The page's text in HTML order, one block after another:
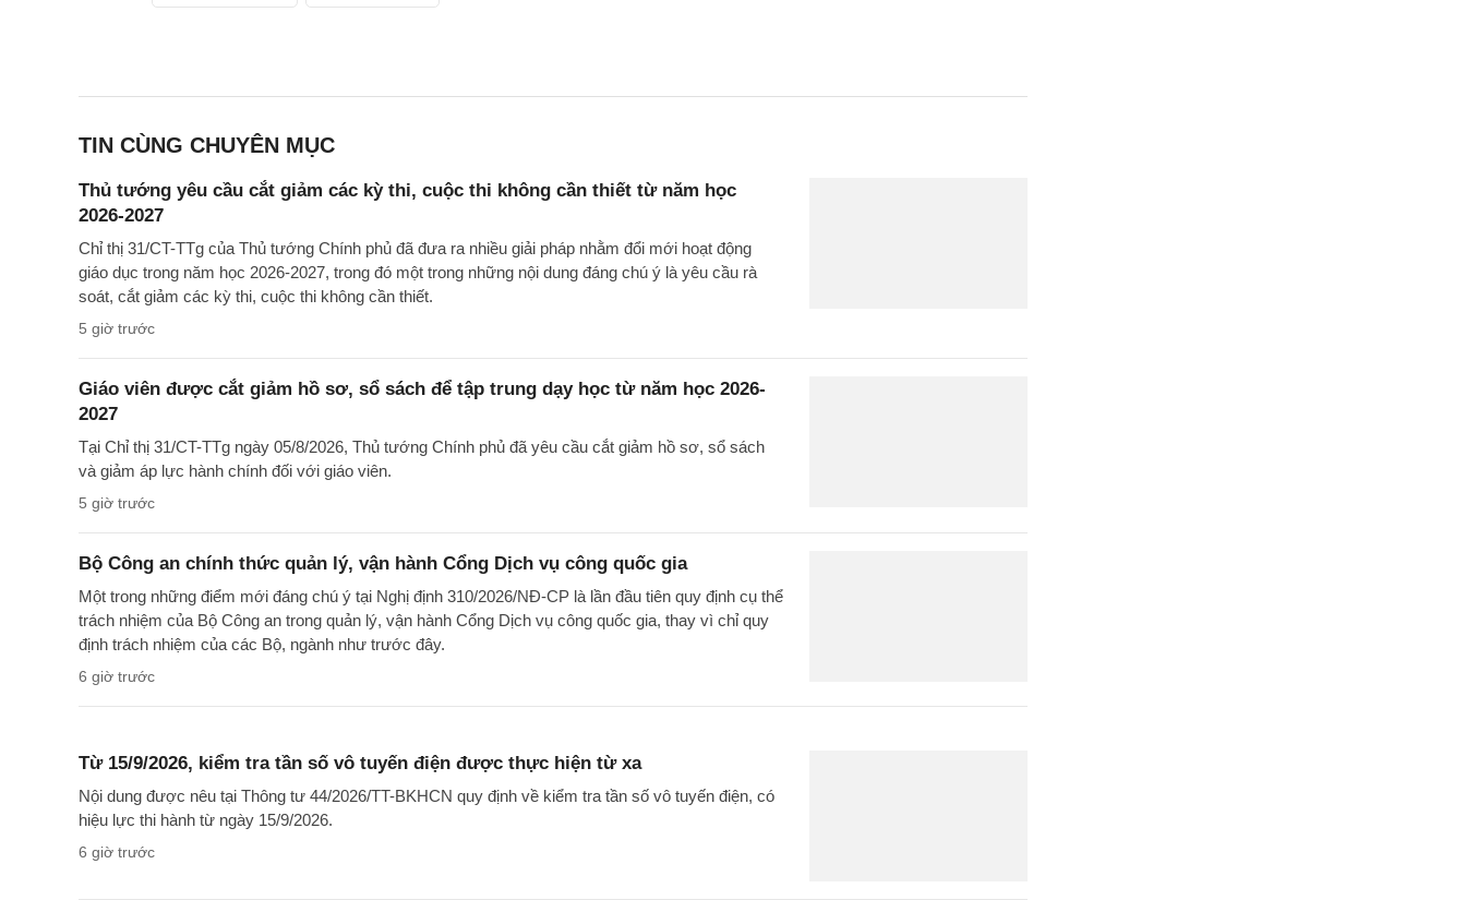
TIN CÙNG CHUYÊN MỤC
Thủ tướng yêu cầu cắt giảm các kỳ thi, cuộc thi không cần thiết từ năm học
2026-2027
Chỉ thị 31/CT-TTg của Thủ tướng Chính phủ đã đưa ra nhiều giải pháp nhằm đổi mới hoạt động
giáo dục trong năm học 2026-2027, trong đó một trong những nội dung đáng chú ý là yêu cầu rà
soát, cắt giảm các kỳ thi, cuộc thi không cần thiết.
5 giờ trước
Giáo viên được cắt giảm hồ sơ, sổ sách để tập trung dạy học từ năm học 2026-
2027
Tại Chỉ thị 31/CT-TTg ngày 05/8/2026, Thủ tướng Chính phủ đã yêu cầu cắt giảm hồ sơ, sổ sách
và giảm áp lực hành chính đối với giáo viên.
5 giờ trước
Bộ Công an chính thức quản lý, vận hành Cổng Dịch vụ công quốc gia
Một trong những điểm mới đáng chú ý tại Nghị định 310/2026/NĐ-CP là lần đầu tiên quy định cụ thể
trách nhiệm của Bộ Công an trong quản lý, vận hành Cổng Dịch vụ công quốc gia, thay vì chỉ quy
định trách nhiệm của các Bộ, ngành như trước đây.
6 giờ trước
Từ 15/9/2026, kiểm tra tần số vô tuyến điện được thực hiện từ xa
Nội dung được nêu tại Thông tư 44/2026/TT-BKHCN quy định về kiểm tra tần số vô tuyến điện, có
hiệu lực thi hành từ ngày 15/9/2026.
6 giờ trước